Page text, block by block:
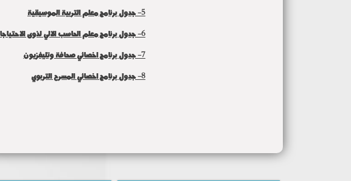
5- جدول برنامج معلم التربية الموسيقية
6- جدول برنامج معلم الحاسب الالي لذوى الاحتياجات الخاصة
7- جدول برنامج اخصائي صحافة وتليفزيون
8- جدول برنامج اخصائي المسرح التربوي